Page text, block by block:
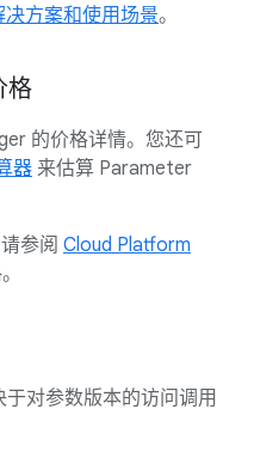
方案和使用场景。
格
的价格详情。您还可
器 来估算 Parameter
参阅 Cloud Platform
对参数版本的访问调用